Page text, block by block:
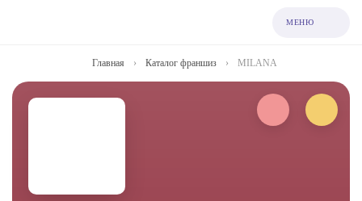
МЕНЮ
Главная › Каталог франшиз › MILANA